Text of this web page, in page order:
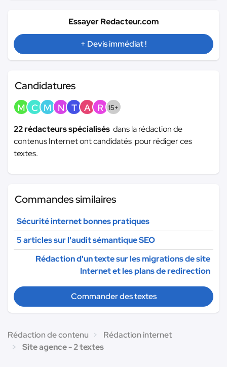
Essayer Redacteur.com
+ Devis immédiat !
Candidatures
M C M N T A R 15+
22 rédacteurs spécialisés dans la rédaction de
contenus Internet ont candidatés pour rédiger ces
textes.
Commandes similaires
Sécurité internet bonnes pratiques
5 articles sur l'audit sémantique SEO
Rédaction d'un texte sur les migrations de site
Internet et les plans de redirection
Commander des textes
Rédaction de contenu
Rédaction internet
Site agence - 2 textes